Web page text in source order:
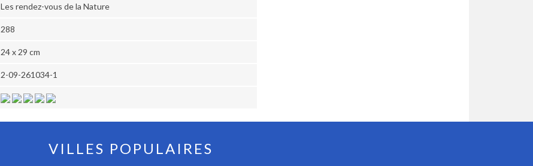
Les rendez-vous de la Nature
288
24 x 29 cm
2-09-261034-1
VILLES POPULAIRES